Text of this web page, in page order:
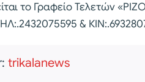
το Γραφείο Τελετών
&
trikalanews